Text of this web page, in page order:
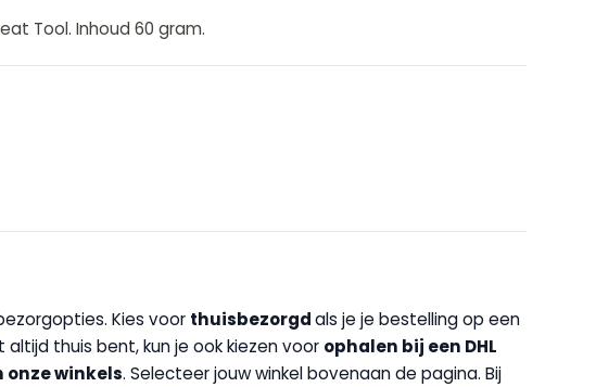
Tool. Inhoud 60 gram.
Kies voor thuisbezorgdals je je bestelling op een
thuis bent, kun je ook kiezen voor ophalen bij een DHL
onze winkels. Selecteer jouw winkel bovenaan de pagina. Bij